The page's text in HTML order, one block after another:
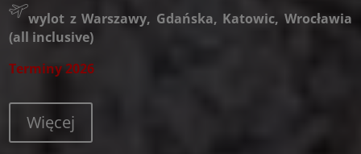
wylot z Warszawy, Gdańska, Katowic, Wrocławia
(all inclusive)
Terminy 2026
Więcej